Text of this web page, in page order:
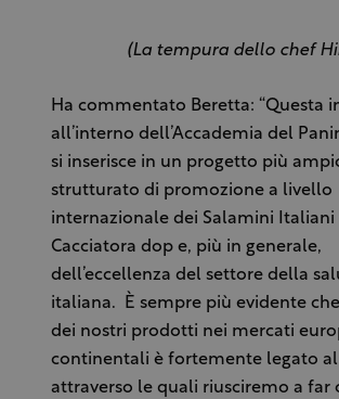
(La tempura dello chef
Ha commentato Beretta: “Questa
all’interno dell’Accademia del
si inserisce in un progetto più
strutturato di promozione a livello
internazionale dei Salamini Italiani
Cacciatora dop e, più in generale,
dell’eccellenza del settore della
italiana. È sempre più evidente che
dei nostri prodotti nei mercati
continentali è fortemente legato
attraverso le quali riusciremo a far